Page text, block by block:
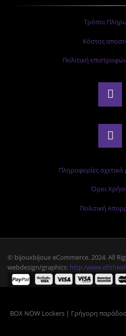
Τρόποι
Κόστος
Πολιτική
Πληροφορίες σχετικά
Όροι
Πολιτική
© bijouxbijoux eCommerce. 2024. All
webdesign/graphics: http:/
BOX NOW Lockers | Γρήγορη